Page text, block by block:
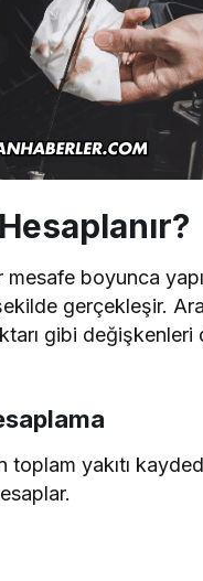
mesafe boyunca
gerçekleşir.
gibi
yakıtı